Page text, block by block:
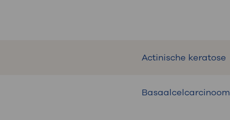
Actinische keratose
Basaalcelcarcinoom